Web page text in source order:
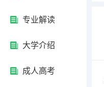
专业解读
大学介绍
成人高考